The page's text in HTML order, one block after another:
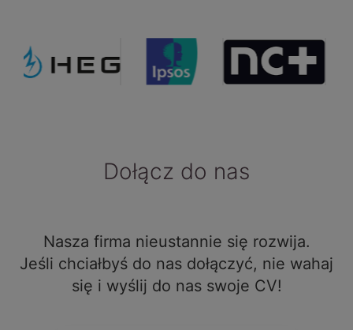
Dołącz do nas
Nasza firma nieustannie się rozwija.
Jeśli chciałbyś do nas dołączyć, nie wahaj
się i wyślij do nas swoje CV!